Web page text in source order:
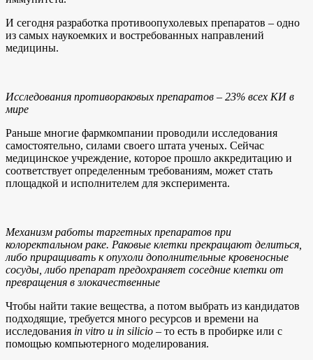
И сегодня разработка противоопухолевых препаратов – одно
из самых наукоемких и востребованных направлений
медицины.
Исследования противораковых препаратов – 23% всех КИ в
мире
Раньше многие фармкомпании проводили исследования
самостоятельно, силами своего штата ученых. Сейчас
медицинское учреждение, которое прошло аккредитацию и
соответствует определенным требованиям, может стать
площадкой и исполнителем для эксперимента.
Механизм работы таргетных препаратов при
колоректальном раке. Раковые клетки прекращают делиться,
либо приращивать к опухоли дополнительные кровеносные
сосуды, либо препарат предохраняет соседние клетки от
превращения в злокачественные
Чтобы найти такие вещества, а потом выбрать из кандидатов
подходящие, требуется много ресурсов и времени на
исследования in vitro и in silicio – то есть в пробирке или с
помощью компьютерного моделирования.